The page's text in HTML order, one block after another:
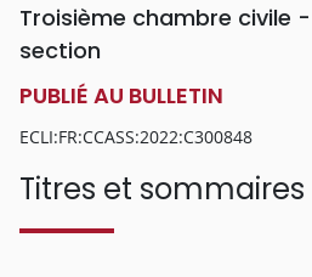
Troisième chambre civile
section
PUBLIÉ AU BULLETIN
ECLI:FR:CCASS:2022:C300848
Titres et sommaires